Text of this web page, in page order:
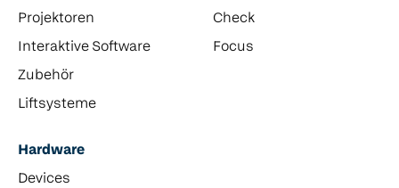
Projektoren
Interaktive Software
Zubehör
Liftsysteme
Check
Focus
Hardware
Devices